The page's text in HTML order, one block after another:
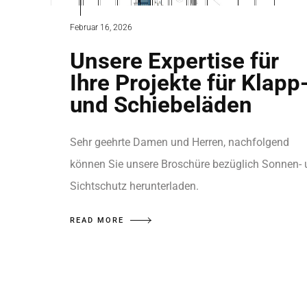
Februar 16, 2026
Unsere Expertise für
Ihre Projekte für Klapp-
und Schiebeläden
Sehr geehrte Damen und Herren, nachfolgend
können Sie unsere Broschüre bezüglich Sonnen-
Sichtschutz herunterladen.
READ MORE